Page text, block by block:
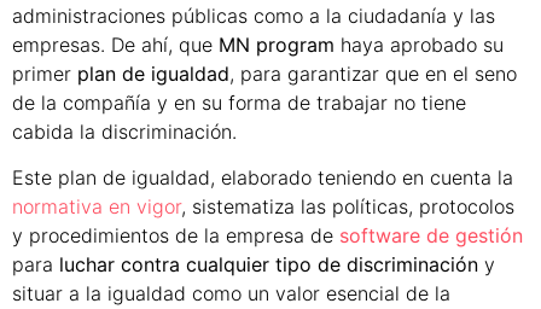
administraciones públicas como a la ciudadanía y las
empresas. De ahí, que MN program haya aprobado su
primer plan de igualdad, para garantizar que en el seno
de la compañía y en su forma de trabajar no tiene
cabida la discriminación.
Este plan de igualdad, elaborado teniendo en cuenta la
normativa en vigor, sistematiza las políticas, protocolos
y procedimientos de la empresa de software de gestión
para luchar contra cualquier tipo de discriminación y
situar a la igualdad como un valor esencial de la